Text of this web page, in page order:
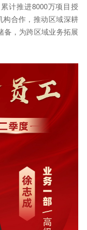
计推进8000万项目授
构合作，推动区域深耕
备，为跨区域业务拓展